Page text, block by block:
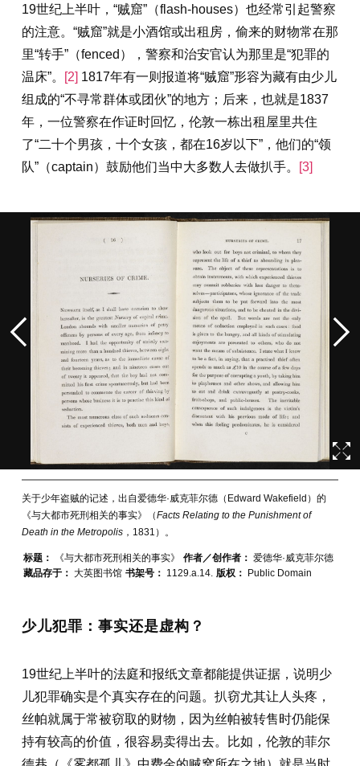
19世纪上半叶，“贼窟”（flash-houses）也经常引起警察
的注意。“贼窟”就是小酒馆或出租房，偷来的财物常在那
里“转手”（fenced），警察和治安官认为那里是“犯罪的
温床”。
[2] 1817年有一则报道将“贼窟”形容为藏有由少儿
组成的“不寻常群体或团伙”的地方；后来，也就是1837
年，一位警察在作证时回忆，伦敦一栋出租屋里共住
了“二十个男孩，十个女孩，都在16岁以下”，他们的“领
队”（captain）鼓励他们当中大多数人去做扒手。
[3]
关于少年盗贼的记述，出自爱德华·威克菲尔德（Edward Wakefield）的
《与大都市死刑相关的事实》（Facts Relating to the Punishment of
Death in the Metropolis，1831）。
标题： 《与大都市死刑相关的事实》 作者／创作者： 爱德华·威克菲尔德
藏品存于： 大英图书馆 书架号： 1129.a.14. 版权： Public Domain
少儿犯罪：事实还是虚构？
19世纪上半叶的法庭和报纸文章都能提供证据，说明少
儿犯罪确实是个真实存在的问题。扒窃尤其让人头疼，
丝帕就属于常被窃取的财物，因为丝帕被转售时仍能保
持有较高的价值，很容易卖得出去。比如，伦敦的菲尔